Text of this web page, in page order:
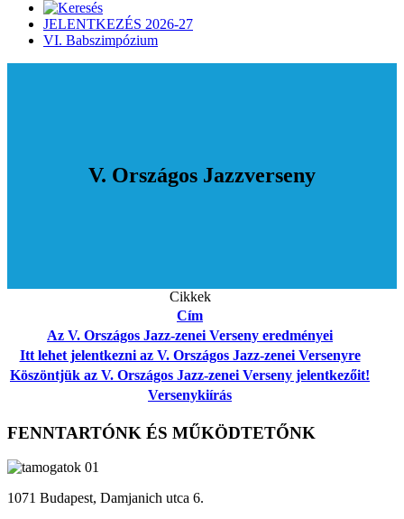
JELENTKEZÉS 2026-27
VI. Babszimpózium
V. Országos Jazzverseny
Cikkek
Cím
Az V. Országos Jazz-zenei Verseny eredményei
Itt lehet jelentkezni az V. Országos Jazz-zenei Versenyre
Köszöntjük az V. Országos Jazz-zenei Verseny jelentkezőit!
Versenykiírás
FENNTARTÓNK ÉS MŰKÖDTETŐNK
1071 Budapest, Damjanich utca 6.